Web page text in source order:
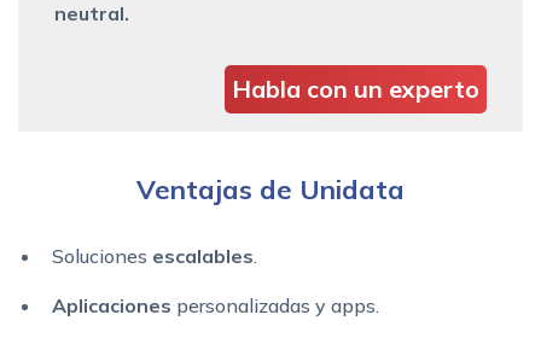
neutral.
Habla con un experto
Ventajas de Unidata
Soluciones escalables.
Aplicaciones personalizadas y apps.